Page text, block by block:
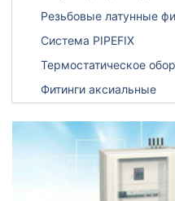
Резьбовые латунные
Система PIPEFIX
Термостатическое
Фитинги аксиальные